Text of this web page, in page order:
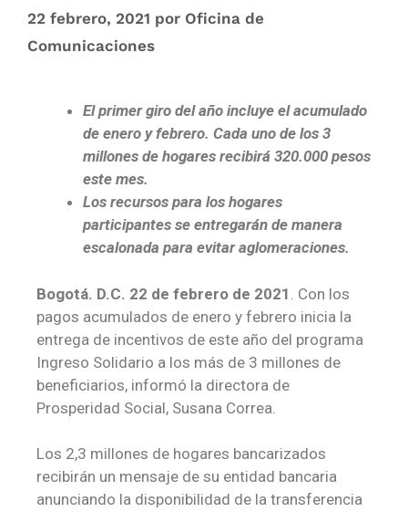
22 febrero, 2021 por Oficina de
Comunicaciones
El primer giro del año incluye el acumulado
de enero y febrero. Cada uno de los 3
millones de hogares recibirá 320.000 pesos
este mes.
Los recursos para los hogares
participantes se entregarán de manera
escalonada para evitar aglomeraciones.
Bogotá. D.C. 22 de febrero de 2021 . Con los
pagos acumulados de enero y febrero inicia la
entrega de incentivos de este año del programa
Ingreso Solidario a los más de 3 millones de
beneficiarios, informó la directora de
Prosperidad Social, Susana Correa.
Los 2,3 millones de hogares bancarizados
recibirán un mensaje de su entidad bancaria
anunciando la disponibilidad de la transferencia